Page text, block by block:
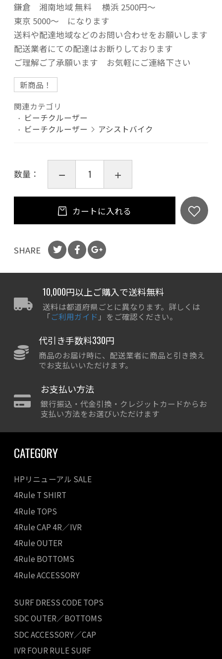
鎌倉 湘南地域 無料 横浜 2500円～
東京 5000～ になります
送料や配達地域などのお問い合わせをお願いします
配送業者にての配達はお断りしております
ご理解ご了承願います お気軽にご連絡下さい
新商品！
関連カテゴリ
ビーチクルーザー
ビーチクルーザー
アシストバイク
数量：
カートに入れる
SHARE
10,000円以上ご購入で送料無料
送料は都道府県ごとに異なります。詳しくは
「ご利用ガイド 」をご確認ください。
代引き手数料330円
商品のお届け時に、配送業者に商品と引き換え
でお支払いいただけます。
お支払い方法
銀行振込・代金引換・クレジットカードからお
支払い方法をお選びいただけます
CATEGORY
HPリニューアル SALE
4Rule T SHIRT
4Rule TOPS
4Rule CAP 4R／IVR
4Rule OUTER
4Rule BOTTOMS
4Rule ACCESSORY
SURF DRESS CODE TOPS
SDC OUTER／BOTTOMS
SDC ACCESSORY／CAP
IVR FOUR RULE SURF